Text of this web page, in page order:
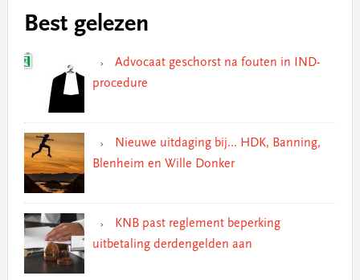
Best gelezen
Advocaat geschorst na fouten in IND-
procedure
Nieuwe uitdaging bij… HDK, Banning,
Blenheim en Wille Donker
KNB past reglement beperking
uitbetaling derdengelden aan